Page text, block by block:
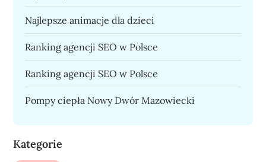
Najlepsze animacje dla dzieci
Ranking agencji SEO w Polsce
Ranking agencji SEO w Polsce
Pompy ciepła Nowy Dwór Mazowiecki
Kategorie